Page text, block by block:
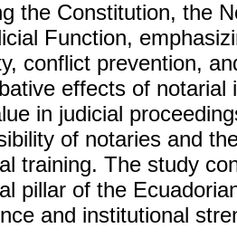
the Constitution, the
Function,
conflict prevention,
effects of notarial
in judicial
of notaries and
training. The study
pillar of the
and institutional